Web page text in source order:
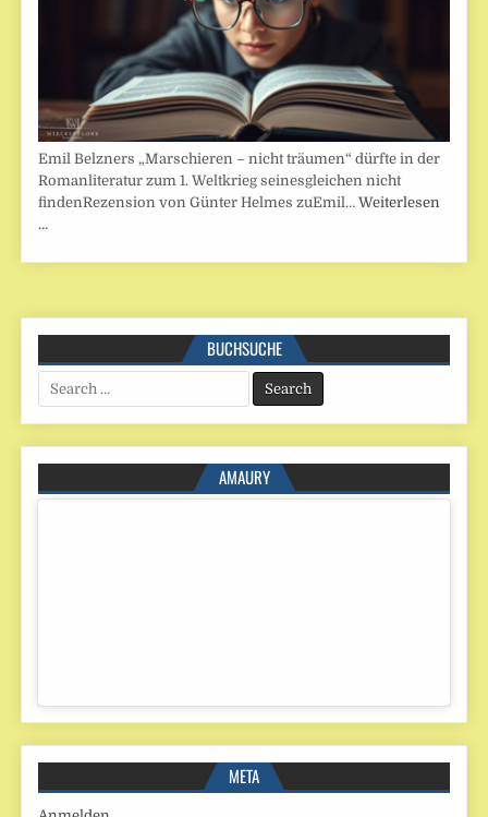
Emil Belzners „Marschieren – nicht träumen“ dürfte in der
Romanliteratur zum 1. Weltkrieg seinesgleichen nicht
findenRezension von Günter Helmes zuEmil…Weiterlesen
…
BUCHSUCHE
Search
for:
AMAURY
META